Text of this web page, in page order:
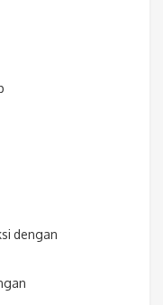
dengan